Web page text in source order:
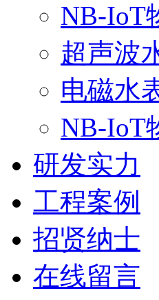
NB-IoT
超声波
电磁水
NB-IoT
研发实力
工程案例
招贤纳士
在线留言